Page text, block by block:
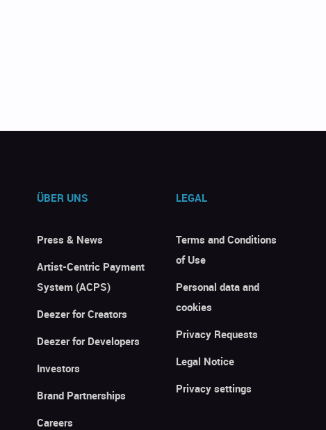
ÜBER UNS
Press & News
Artist-Centric Payment
System (ACPS)
Deezer for Creators
Deezer for Developers
Investors
Brand Partnerships
Careers
LEGAL
Terms and Conditions
of Use
Personal data and
cookies
Privacy Requests
Legal Notice
Privacy settings